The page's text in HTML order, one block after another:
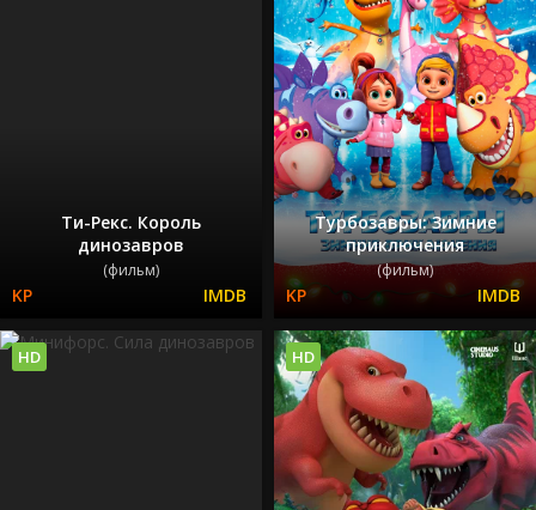
Ти-Рекс. Король
динозавров
(фильм)
Турбозавры: Зимние
приключения
(фильм)
HD HD